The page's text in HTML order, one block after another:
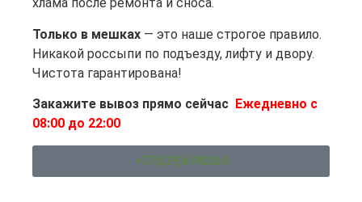
хлама после ремонта и сноса.
Только в мешках — это наше строгое правило.
Никакой россыпи по подъезду, лифту и двору.
Чистота гарантирована!
Закажите вывоз прямо сейчас Ежедневно с
08:00 до 22:00
+375(29)6740265